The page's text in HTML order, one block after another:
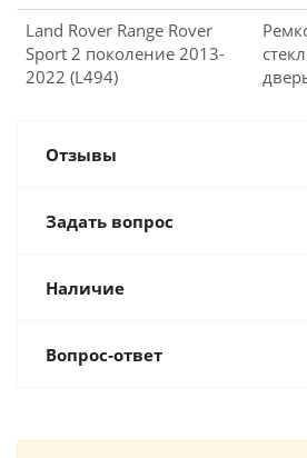
Land Rover Range Rover
Sport 2 поколение 2013-
2022 (L494)
Отзывы
Задать вопрос
Наличие
Вопрос-ответ